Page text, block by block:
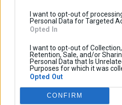
I want to opt-out of
Personal Data for Targeted
Opted In
I want to opt-out of Collection,
Retention, Sale, and/or
Personal Data that Is
Purposes for which it was
Opted Out
CONFIRM
Facebook
Περιγραφή
Οδηγίες